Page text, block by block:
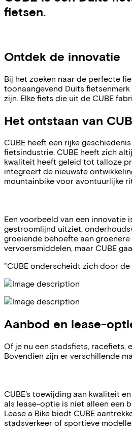
fietsen.
Ontdek de innovatie
Bij het zoeken naar de perfecte
toonaangevend Duits
zijn. Elke fiets die uit de CUBE
Het ontstaan van
CUBE heeft een rijke
fietsindustrie. CUBE heeft zich
kwaliteit heeft geleid tot talloze
integreert de nieuwste
mountainbike voor avontuurlijke
Een voorbeeld van een innovatie
gestroomlijnd uitziet,
groeiende behoefte aan
vervoersmiddelen, maar CUBE
"CUBE onderscheidt zich door
Aanbod en lease-
Of je nu een stadsfiets, racefiets,
Bovendien zijn er verschillende
CUBE's toewijding aan kwaliteit
als lease-optie is niet alleen een
Lease a Bike biedt CUBE
stadsverkeer of sportieve